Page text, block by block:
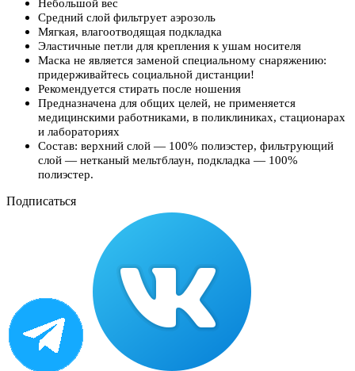
Небольшой вес
Средний слой фильтрует аэрозоль
Мягкая, влагоотводящая подкладка
Эластичные петли для крепления к ушам носителя
Маска не является заменой специальному снаряжению:
придерживайтесь социальной дистанции!
Рекомендуется стирать после ношения
Предназначена для общих целей, не применяется
медицинскими работниками, в поликлиниках, стационарах
и лабораториях
Состав: верхний слой — 100% полиэстер, фильтрующий
слой — нетканый мельтблаун, подкладка — 100%
полиэстер.
Подписаться